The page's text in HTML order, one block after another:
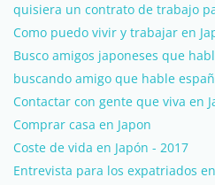
quisiera un contrato de trabajo
Como puedo vivir y trabajar en
Busco amigos japoneses que
buscando amigo que hable
Contactar con gente que viva en
Comprar casa en Japon
Coste de vida en Japón - 2017
Entrevista para los expatriados